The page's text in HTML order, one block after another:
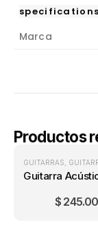
specifications
Marca
Productos
GUITARRAS
$